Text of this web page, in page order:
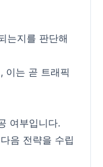
는지를 판단해
이는 곧 트래픽
여부입니다.
음 전략을 수립